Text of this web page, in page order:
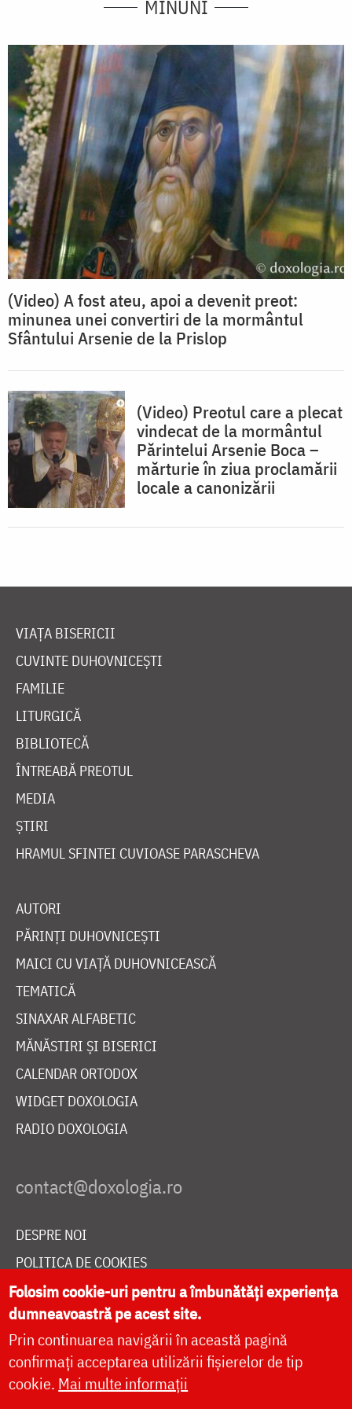
MINUNI
(Video) A fost ateu, apoi a devenit preot:
minunea unei convertiri de la mormântul
Sfântului Arsenie de la Prislop
(Video) Preotul care a plecat
vindecat de la mormântul
Părintelui Arsenie Boca –
mărturie în ziua proclamării
locale a canonizării
VIAȚA BISERICII
CUVINTE DUHOVNICEȘTI
FAMILIE
LITURGICĂ
BIBLIOTECĂ
ÎNTREABĂ PREOTUL
MEDIA
ȘTIRI
HRAMUL SFINTEI CUVIOASE PARASCHEVA
AUTORI
PĂRINȚI DUHOVNICEȘTI
MAICI CU VIAȚĂ DUHOVNICEASCĂ
TEMATICĂ
SINAXAR ALFABETIC
MĂNĂSTIRI ȘI BISERICI
CALENDAR ORTODOX
WIDGET DOXOLOGIA
RADIO DOXOLOGIA
DESPRE NOI
POLITICA DE COOKIES
DONEAZĂ ONLINE PENTRU CATEDRALA NAȚIONALĂ
LIVE
Folosim cookie-uri pentru a îmbunătăți experiența
dumneavoastră pe acest site.
Prin continuarea navigării în această pagină
confirmați acceptarea utilizării fișierelor de tip
cookie. Mai multe informații